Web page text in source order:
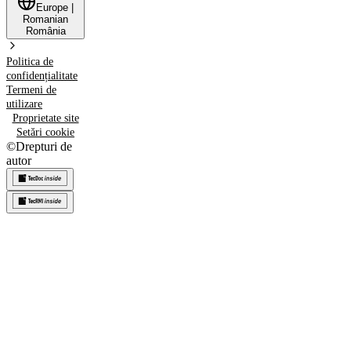
Europe
Romanian
România
Politica de
confidențialitate
Termeni de
utilizare
Proprietate site
Setări cookie
©Drepturi de
autor